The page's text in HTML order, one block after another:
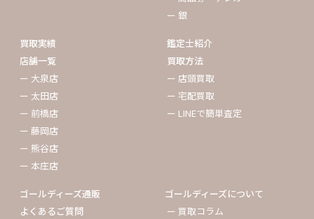
ー 銀
買取実績
店舗一覧
ー 大泉店
ー 太田店
ー 前橋店
ー 藤岡店
ー 熊谷店
ー 本庄店
鑑定士紹介
買取方法
ー 店頭買取
ー 宅配買取
ー LINEで簡単査定
ゴールディーズ通販
よくあるご質問
ゴールディーズについて
ー 買取コラム